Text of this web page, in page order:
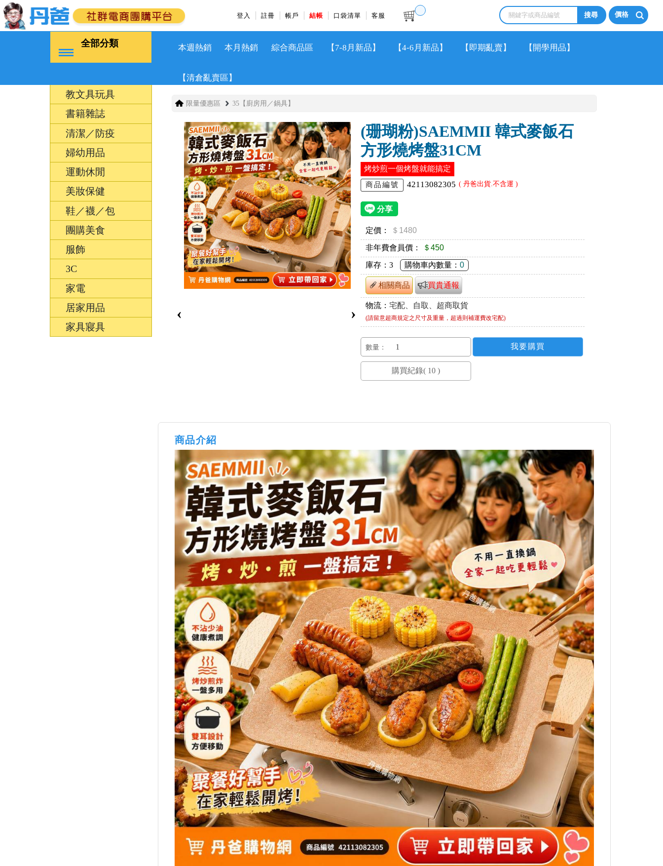
登入 註冊 帳戶 結帳 口袋清單 客服 價格
全部分類 本週熱銷 本月熱銷 綜合商品區 【7-8月新品】 【4-6月新品】 【即期亂賣】 【開學用品】
【清倉亂賣區】
教文具玩具
書籍雜誌
清潔／防疫
婦幼用品
運動休閒
美妝保健
鞋／襪／包
團購美食
服飾
3C
家電
居家用品
家具寢具
限量優惠區 35【廚房用／鍋具】
‹ ›
(珊瑚粉)SAEMMII 韓式麥飯石
方形燒烤盤31CM
烤炒煎一個烤盤就能搞定
商品編號 42113082305 ( 丹爸出貨.不含運 )
定價： ＄1480
非年費會員價： ＄450
庫存：3 購物車內數量：0
相關商品 買貴通報
物流：宅配、自取、超商取貨
(請留意超商規定之尺寸及重量，超過則補運費改宅配)
數量：
商品介紹